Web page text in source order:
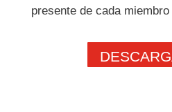
presente de cada